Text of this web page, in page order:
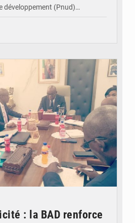
développement (Pnud)…
: la BAD renforce